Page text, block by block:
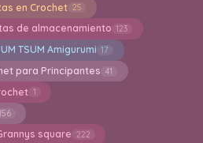
en Crochet 25
de almacenamiento 123
TSUM Amigurumi 17
para Principantes 41
1
square 222